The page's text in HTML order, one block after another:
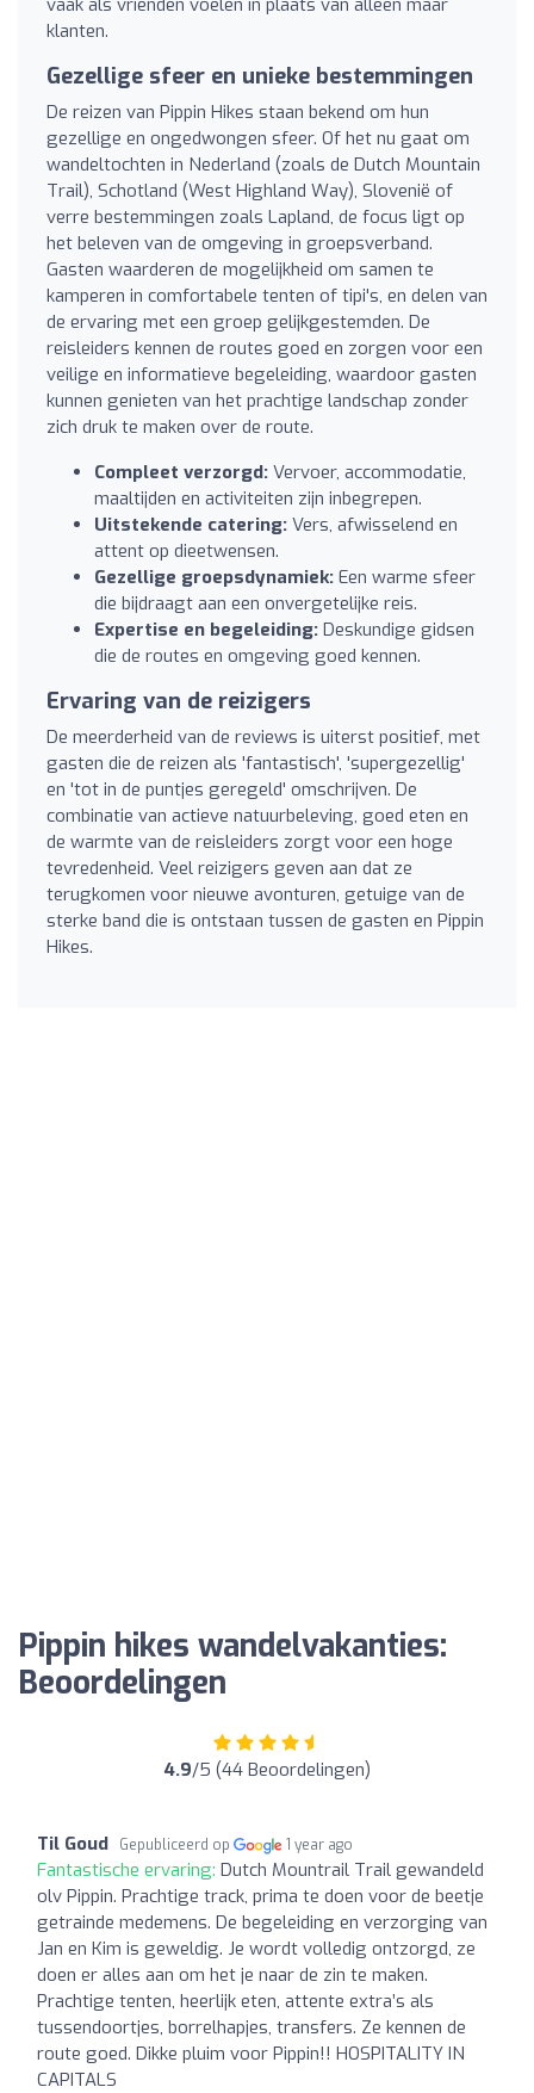
klanten.
Gezellige sfeer en unieke bestemmingen
De reizen van Pippin Hikes staan bekend om hun
gezellige en ongedwongen sfeer. Of het nu gaat om
wandeltochten in Nederland (zoals de Dutch Mountain
Trail), Schotland (West Highland Way), Slovenië of
verre bestemmingen zoals Lapland, de focus ligt op
het beleven van de omgeving in groepsverband.
Gasten waarderen de mogelijkheid om samen te
kamperen in comfortabele tenten of tipi's, en delen van
de ervaring met een groep gelijkgestemden. De
reisleiders kennen de routes goed en zorgen voor een
veilige en informatieve begeleiding, waardoor gasten
kunnen genieten van het prachtige landschap zonder
zich druk te maken over de route.
Compleet verzorgd: Vervoer, accommodatie,
maaltijden en activiteiten zijn inbegrepen.
Uitstekende catering: Vers, afwisselend en
attent op dieetwensen.
Gezellige groepsdynamiek: Een warme sfeer
die bijdraagt aan een onvergetelijke reis.
Expertise en begeleiding: Deskundige gidsen
die de routes en omgeving goed kennen.
Ervaring van de reizigers
De meerderheid van de reviews is uiterst positief, met
gasten die de reizen als 'fantastisch', 'supergezellig'
en 'tot in de puntjes geregeld' omschrijven. De
combinatie van actieve natuurbeleving, goed eten en
de warmte van de reisleiders zorgt voor een hoge
tevredenheid. Veel reizigers geven aan dat ze
terugkomen voor nieuwe avonturen, getuige van de
sterke band die is ontstaan tussen de gasten en Pippin
Hikes.
Pippin hikes wandelvakanties:
Beoordelingen
4.9/5 (44 Beoordelingen)
Til Goud Gepubliceerd op 1 year ago
Fantastische ervaring: Dutch Mountrail Trail gewandeld
olv Pippin. Prachtige track, prima te doen voor de beetje
getrainde medemens. De begeleiding en verzorging van
Jan en Kim is geweldig. Je wordt volledig ontzorgd, ze
doen er alles aan om het je naar de zin te maken.
Prachtige tenten, heerlijk eten, attente extra’s als
tussendoortjes, borrelhapjes, transfers. Ze kennen de
route goed. Dikke pluim voor Pippin!! HOSPITALITY IN
CAPITALS